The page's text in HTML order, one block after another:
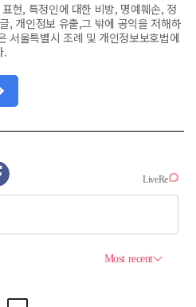
현, 특정인에 대한 비방, 명예훼손, 정
, 개인정보 유출,그 밖에 공익을 저해하
서울특별시 조례 및 개인정보보호법에
.